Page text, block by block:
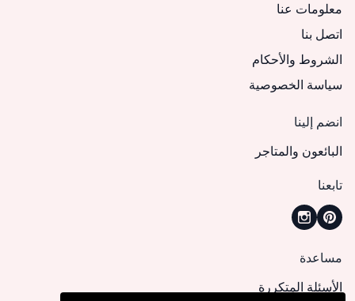
معلومات عنا
اتصل بنا
الشروط والأحكام
سياسة الخصوصية
انضم إلينا
البائعون والمتاجر
تابعنا
مساعدة
الأسئلة المتكررة